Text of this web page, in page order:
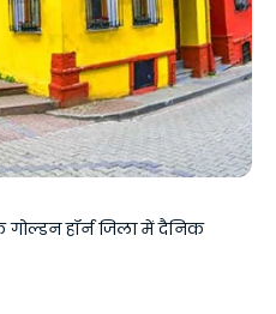
हॉर्न जिला में दैनिक